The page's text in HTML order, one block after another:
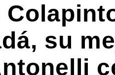
su